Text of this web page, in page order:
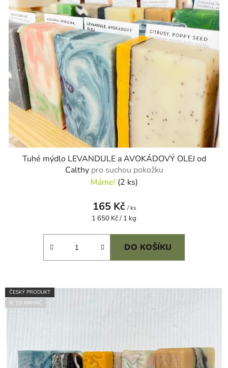
Tuhé mýdlo LEVANDULE a AVOKÁDOVÝ OLEJ od
Calthy pro suchou pokožku
Máme! (2 ks)
165 Kč / ks
Měrná
1 650 Kč / 1 kg
DO KOŠÍKU
ČESKÝ PRODUKT
JE TO NAHÁČ